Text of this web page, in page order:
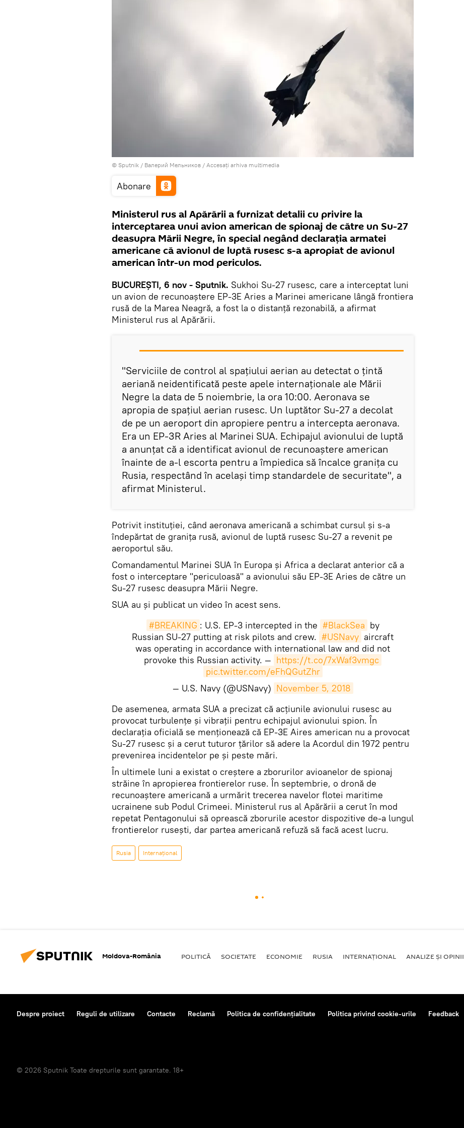
© Sputnik / Валерий Мельников / Accesați arhiva multimedia
Abonare
Ministerul rus al Apărării a furnizat detalii cu privire la
interceptarea unui avion american de spionaj de către un Su-27
deasupra Mării Negre, în special negând declarația armatei
americane că avionul de luptă rusesc s-a apropiat de avionul
american într-un mod periculos.
BUCUREȘTI, 6 nov - Sputnik. Sukhoi Su-27 rusesc, care a interceptat luni
un avion de recunoaștere ЕР-3Е Aries a Marinei americane lângă frontiera
rusă de la Marea Neagră, a fost la o distanță rezonabilă, a afirmat
Ministerul rus al Apărării.
"Serviciile de control al spațiului aerian au detectat o țintă
aeriană neidentificată peste apele internaționale ale Mării
Negre la data de 5 noiembrie, la ora 10:00. Aeronava se
apropia de spațiul aerian rusesc. Un luptător Su-27 a decolat
de pe un aeroport din apropiere pentru a intercepta aeronava.
Era un EP-3R Aries al Marinei SUA. Echipajul avionului de luptă
a anunțat că a identificat avionul de recunoaștere american
înainte de a-l escorta pentru a împiedica să încalce granița cu
Rusia, respectând în același timp standardele de securitate", a
afirmat Ministerul.
Potrivit instituției, când aeronava americană a schimbat cursul și s-a
îndepărtat de granița rusă, avionul de luptă rusesc Su-27 a revenit pe
aeroportul său.
Comandamentul Marinei SUA în Europa și Africa a declarat anterior că a
fost o interceptare "periculoasă" a avionului său EP-3E Aries de către un
Su-27 rusesc deasupra Mării Negre.
SUA au și publicat un video în acest sens.
#BREAKING : U.S. EP-3 intercepted in the #BlackSea by
Russian SU-27 putting at risk pilots and crew. #USNavy aircraft
was operating in accordance with international law and did not
provoke this Russian activity. — https://t.co/7xWaf3vmgc
pic.twitter.com/eFhQGutZhr
— U.S. Navy (@USNavy) November 5, 2018
​De asemenea, armata SUA a precizat că acțiunile avionului rusesc au
provocat turbulențe și vibrații pentru echipajul avionului spion. În
declarația oficială se menționează că EP-3E Aires american nu a provocat
Su-27 rusesc și a cerut tuturor țărilor să adere la Acordul din 1972 pentru
prevenirea incidentelor pe și peste mări.
În ultimele luni a existat o creștere a zborurilor avioanelor de spionaj
străine în apropierea frontierelor ruse. În septembrie, o dronă de
recunoaștere americană a urmărit trecerea navelor flotei maritime
ucrainene sub Podul Crimeei. Ministerul rus al Apărării a cerut în mod
repetat Pentagonului să oprească zborurile acestor dispozitive de-a lungul
frontierelor rusești, dar partea americană refuză să facă acest lucru.
Rusia Internaţional
Moldova-România POLITICĂ SOCIETATE ECONOMIE RUSIA INTERNAŢIONAL ANALIZE ȘI OPINII
Despre proiect Reguli de utilizare Contacte Reclamă Politica de confidențialitate Politica privind cookie-urile Feedback
© 2026 Sputnik Toate drepturile sunt garantate. 18+